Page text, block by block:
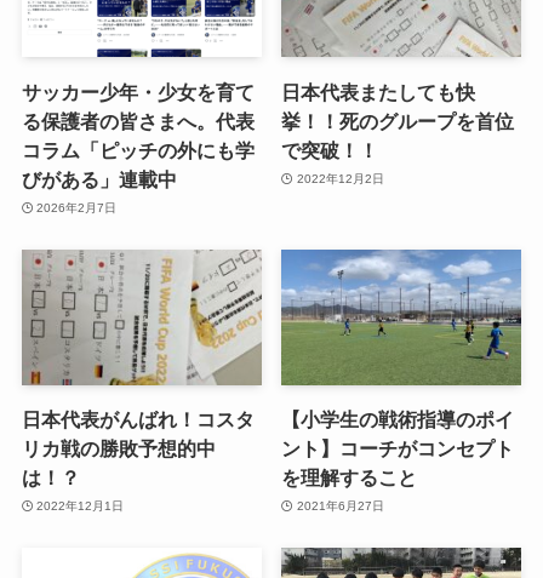
サッカー少年・少女を育て
る保護者の皆さまへ。代表
コラム「ピッチの外にも学
びがある」連載中
2026年2月7日
日本代表またしても快
挙！！死のグループを首位
で突破！！
2022年12月2日
日本代表がんばれ！コスタ
リカ戦の勝敗予想的中
は！？
2022年12月1日
【小学生の戦術指導のポイ
ント】コーチがコンセプト
を理解すること
2021年6月27日